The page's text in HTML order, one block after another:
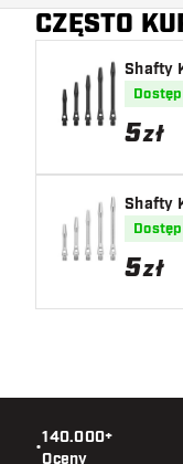
Główny kolor
CZĘSTO
Shafty
5zł
Shafty
5zł
•
140.000+
Oceny